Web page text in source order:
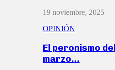
19 noviembre, 2025
OPINIÓN
El peronismo
marzo…